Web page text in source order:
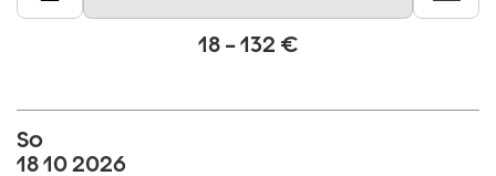
18 – 132 €
So
18 10 2026